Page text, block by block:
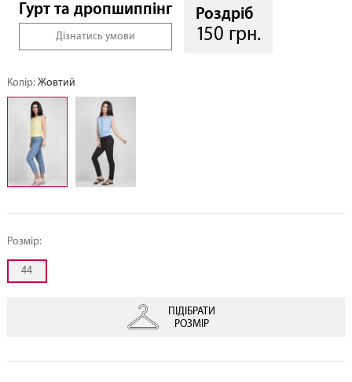
Гурт та дропшиппінг
Дізнатись умови
Роздріб
150 грн.
Колір: Жовтий
Розмір:
44
ПІДІБРАТИ
РОЗМІР